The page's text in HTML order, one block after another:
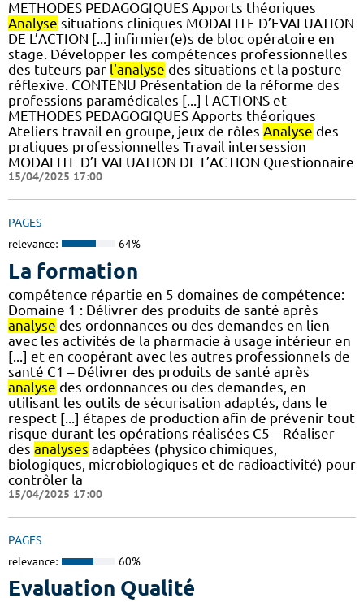
METHODES PEDAGOGIQUES Apports théoriques
Analyse situations cliniques MODALITE D’EVALUATION
DE L’ACTION [...] infirmier(e)s de bloc opératoire en
stage. Développer les compétences professionnelles
des tuteurs par l’analyse des situations et la posture
réflexive. CONTENU Présentation de la réforme des
professions paramédicales [...] l ACTIONS et
METHODES PEDAGOGIQUES Apports théoriques
Ateliers travail en groupe, jeux de rôles Analyse des
pratiques professionnelles Travail intersession
MODALITE D’EVALUATION DE L’ACTION Questionnaire
15/04/2025 17:00
PAGES
relevance: 64%
La formation
compétence répartie en 5 domaines de compétence:
Domaine 1 : Délivrer des produits de santé après
analyse des ordonnances ou des demandes en lien
avec les activités de la pharmacie à usage intérieur en
[...] et en coopérant avec les autres professionnels de
santé C1 – Délivrer des produits de santé après
analyse des ordonnances ou des demandes, en
utilisant les outils de sécurisation adaptés, dans le
respect [...] étapes de production afin de prévenir tout
risque durant les opérations réalisées C5 – Réaliser
des analyses adaptées (physico chimiques,
biologiques, microbiologiques et de radioactivité) pour
contrôler la
15/04/2025 17:00
PAGES
relevance: 60%
Evaluation Qualité